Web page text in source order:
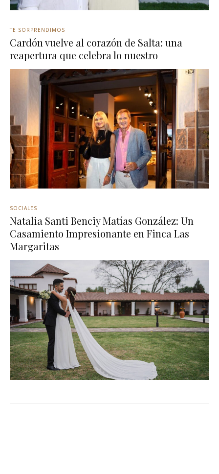
TE SORPRENDIMOS
Cardón vuelve al corazón de Salta: una
reapertura que celebra lo nuestro
SOCIALES
Natalia Santi Benciy Matías González: Un
Casamiento Impresionante en Finca Las
Margaritas